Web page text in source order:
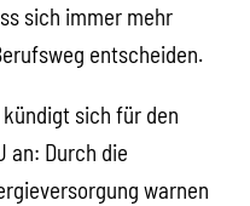
sich immer mehr
entscheiden.
sich für den
an: Durch die
warnen